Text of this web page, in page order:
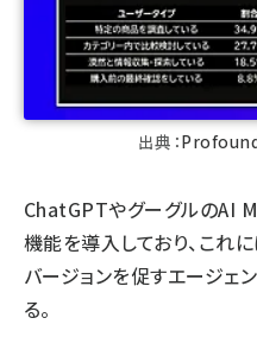
出典：
ChatGPTやグーグルのAI
機能を導入しており、これ
バージョンを促すエージェ
る。